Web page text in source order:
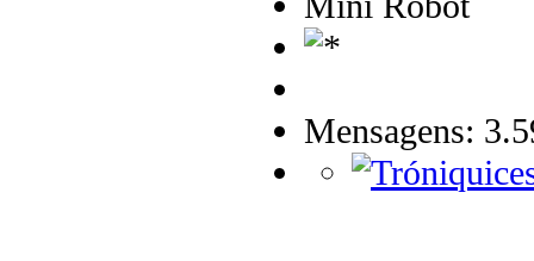
Mensagens: